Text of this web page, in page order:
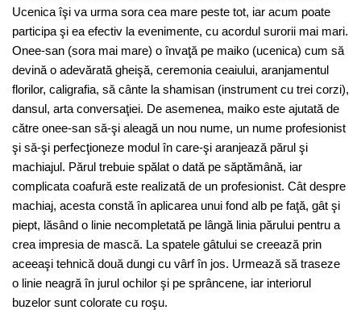
Ucenica îşi va urma sora cea mare peste tot, iar acum poate
participa şi ea efectiv la evenimente, cu acordul surorii mai mari.
Onee-san (sora mai mare) o învaţă pe maiko (ucenica) cum să
devină o adevărată gheişă, ceremonia ceaiului, aranjamentul
florilor, caligrafia, să cânte la shamisan (instrument cu trei corzi),
dansul, arta conversaţiei. De asemenea, maiko este ajutată de
către onee-san să-şi aleagă un nou nume, un nume profesionist
şi să-şi perfecţioneze modul în care-şi aranjează părul şi
machiajul. Părul trebuie spălat o dată pe săptămână, iar
complicata coafură este realizată de un profesionist. Cât despre
machiaj, acesta constă în aplicarea unui fond alb pe faţă, gât şi
piept, lăsând o linie necompletată pe lângă linia părului pentru a
crea impresia de mască. La spatele gâtului se creează prin
aceeaşi tehnică două dungi cu vârf în jos. Urmează să traseze
o linie neagră în jurul ochilor şi pe sprâncene, iar interiorul
buzelor sunt colorate cu roşu.